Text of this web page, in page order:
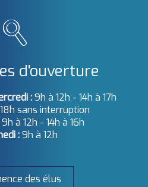
d'ouverture
:9h à 12h - 14h à 17h
sans interruption
9h à 12h - 14h à 16h
:9h à 12h
des élus